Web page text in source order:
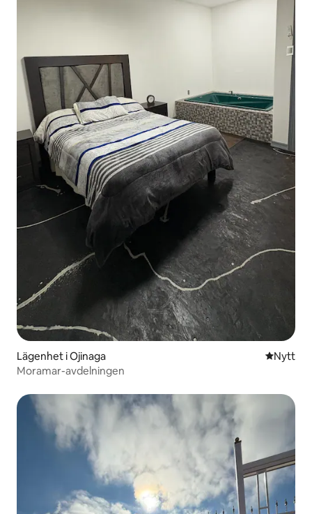
Lägenhet i Ojinaga NyttNytt
Moramar-avdelningen